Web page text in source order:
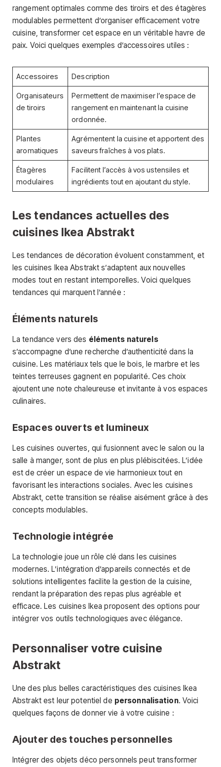
rangement optimales comme des tiroirs et des étagères
modulables permettent d’organiser efficacement votre
cuisine, transformer cet espace en un véritable havre de
paix. Voici quelques exemples d’accessoires utiles :
Accessoires Description
Organisateurs
de tiroirs
Permettent de maximiser l’espace de
rangement en maintenant la cuisine
ordonnée.
Plantes
aromatiques
Agrémentent la cuisine et apportent des
saveurs fraîches à vos plats.
Étagères
modulaires
Facilitent l’accès à vos ustensiles et
ingrédients tout en ajoutant du style.
Les tendances actuelles des
cuisines Ikea Abstrakt
Les tendances de décoration évoluent constamment, et
les cuisines Ikea Abstrakt s’adaptent aux nouvelles
modes tout en restant intemporelles. Voici quelques
tendances qui marquent l’année :
Éléments naturels
La tendance vers des éléments naturels
s’accompagne d’une recherche d’authenticité dans la
cuisine. Les matériaux tels que le bois, le marbre et les
teintes terreuses gagnent en popularité. Ces choix
ajoutent une note chaleureuse et invitante à vos espaces
culinaires.
Espaces ouverts et lumineux
Les cuisines ouvertes, qui fusionnent avec le salon ou la
salle à manger, sont de plus en plus plébiscitées. L’idée
est de créer un espace de vie harmonieux tout en
favorisant les interactions sociales. Avec les cuisines
Abstrakt, cette transition se réalise aisément grâce à des
concepts modulables.
Technologie intégrée
La technologie joue un rôle clé dans les cuisines
modernes. L’intégration d’appareils connectés et de
solutions intelligentes facilite la gestion de la cuisine,
rendant la préparation des repas plus agréable et
efficace. Les cuisines Ikea proposent des options pour
intégrer vos outils technologiques avec élégance.
Personnaliser votre cuisine
Abstrakt
Une des plus belles caractéristiques des cuisines Ikea
Abstrakt est leur potentiel de personnalisation. Voici
quelques façons de donner vie à votre cuisine :
Ajouter des touches personnelles
Intégrer des objets déco personnels peut transformer